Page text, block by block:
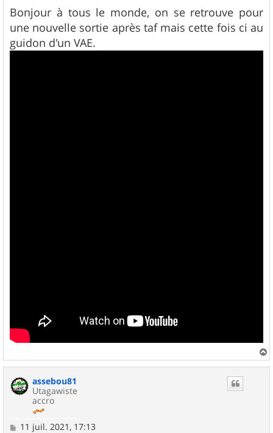
s
s
a
g
e
Bonjour à tous le monde, on se retrouve pour
une nouvelle sortie après taf mais cette fois ci au
guidon d'un VAE.
a
assebou81
Utagawiste
accro
M11 juil. 2021, 17:13